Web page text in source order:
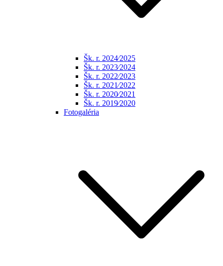
Šk. r. 2024⁄2025
Šk. r. 2023⁄2024
Šk. r. 2022⁄2023
Šk. r. 2021⁄2022
Šk. r. 2020⁄2021
Šk. r. 2019⁄2020
Fotogaléria